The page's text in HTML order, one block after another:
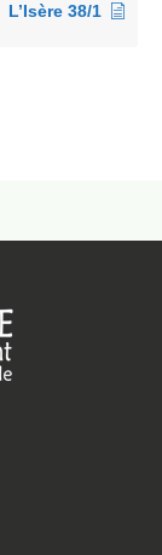
L’Isère 38/1